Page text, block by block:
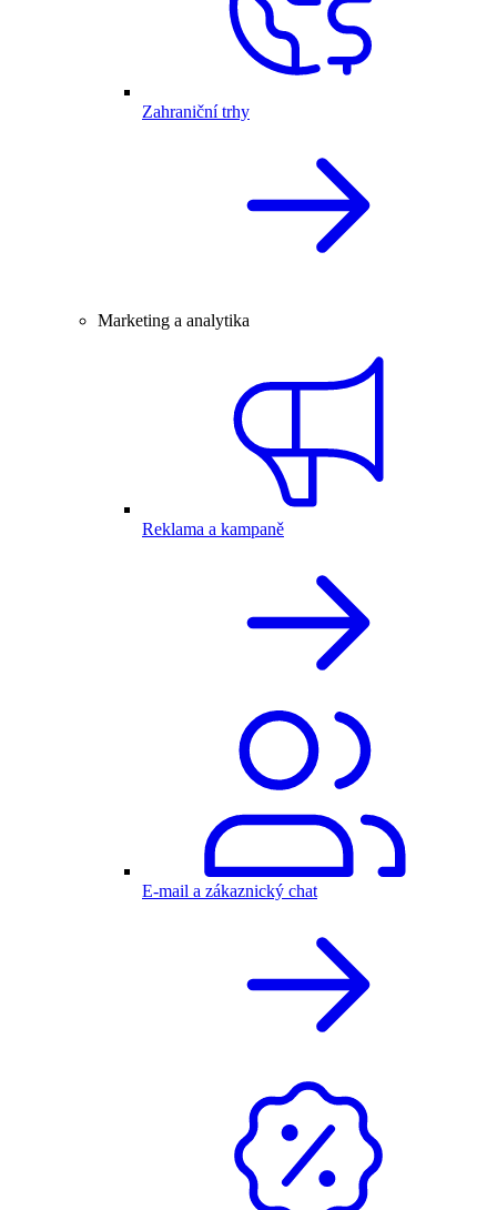
Zahraniční trhy
Marketing a analytika
Reklama a kampaně
E-mail a zákaznický chat